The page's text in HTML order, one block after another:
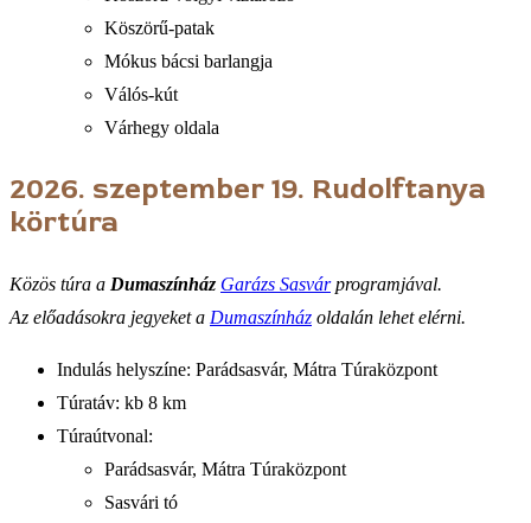
Köszörű-patak
Mókus bácsi barlangja
Válós-kút
Várhegy oldala
2026. szeptember 19. Rudolftanya
körtúra
Közös túra a Dumaszínház Garázs Sasvárprogramjával.
Az előadásokra jegyeket a Dumaszínház oldalán lehet elérni.
Indulás helyszíne: Parádsasvár, Mátra Túraközpont
Túratáv: kb 8 km
Túraútvonal:
Parádsasvár, Mátra Túraközpont
Sasvári tó